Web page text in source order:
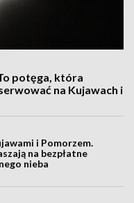
potęga, która
na Kujawach i
i Pomorzem.
na bezpłatne
nieba